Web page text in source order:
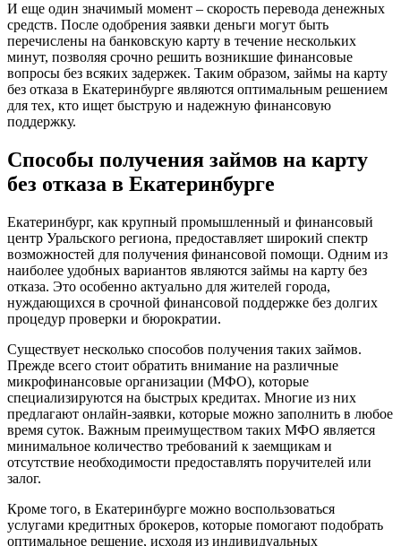
И еще один значимый момент – скорость перевода денежных
средств. После одобрения заявки деньги могут быть
перечислены на банковскую карту в течение нескольких
минут, позволяя срочно решить возникшие финансовые
вопросы без всяких задержек. Таким образом, займы на карту
без отказа в Екатеринбурге являются оптимальным решением
для тех, кто ищет быструю и надежную финансовую
поддержку.
Способы получения займов на карту
без отказа в Екатеринбурге
Екатеринбург, как крупный промышленный и финансовый
центр Уральского региона, предоставляет широкий спектр
возможностей для получения финансовой помощи. Одним из
наиболее удобных вариантов являются займы на карту без
отказа. Это особенно актуально для жителей города,
нуждающихся в срочной финансовой поддержке без долгих
процедур проверки и бюрократии.
Существует несколько способов получения таких займов.
Прежде всего стоит обратить внимание на различные
микрофинансовые организации (МФО), которые
специализируются на быстрых кредитах. Многие из них
предлагают онлайн-заявки, которые можно заполнить в любое
время суток. Важным преимуществом таких МФО является
минимальное количество требований к заемщикам и
отсутствие необходимости предоставлять поручителей или
залог.
Кроме того, в Екатеринбурге можно воспользоваться
услугами кредитных брокеров, которые помогают подобрать
оптимальное решение, исходя из индивидуальных